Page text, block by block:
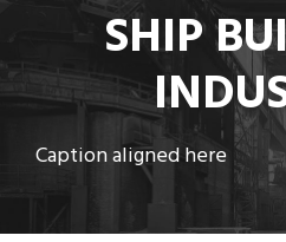
SHIP
Caption aligned here